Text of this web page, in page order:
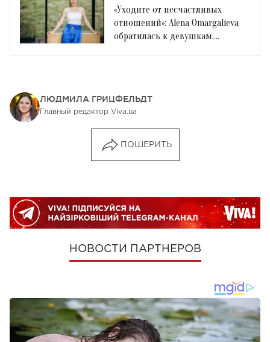
«Уходите от несчастливых
отношений»: Alena Omargalieva
обратилась к девушкам,
ЛЮДМИЛА ГРИЦФЕЛЬДТ
Главный редактор Viva.ua
ПОШЕРИТЬ
НОВОСТИ ПАРТНЕРОВ